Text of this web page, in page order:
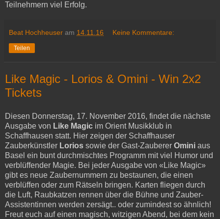
Teilnehmern viel Erfolg.
Beat Hochheuser am 14.11.16 Keine Kommentare:
Teilen
Like Magic - Lorios & Omini - Win 2x2
Tickets
Diesen Donnerstag, 17. November 2016, findet die nächste
Ausgabe von Like Magic im Orient Musikklub in
Schaffhausen statt. Hier zeigen der Schaffhauser
Zauberkünstler Lorios sowie der Gast-Zauberer Omini aus
Basel ein bunt durchmischtes Programm mit viel Humor und
verblüffender Magie. Bei jeder Ausgabe von «Like Magic»
gibt es neue Zaubernummern zu bestaunen, die einen
verblüffen oder zum Rätseln bringen. Karten fliegen durch
die Luft, Raubkatzen rennen über die Bühne und Zauber-
Assistentinnen werden zersägt.. oder zumindest so ähnlich!
Freut euch auf einen magisch, witzigen Abend, bei dem kein